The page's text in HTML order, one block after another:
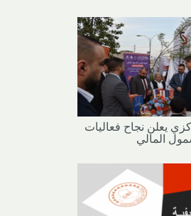
يعلن نجاح فعاليات
المالي